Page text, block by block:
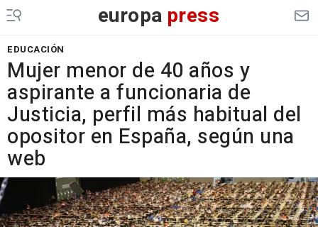
europa press
EDUCACIÓN
Mujer menor de 40 años y
aspirante a funcionaria de
Justicia, perfil más habitual del
opositor en España, según una
web